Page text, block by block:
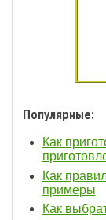
Популярные:
Как
Как
примеры
Как